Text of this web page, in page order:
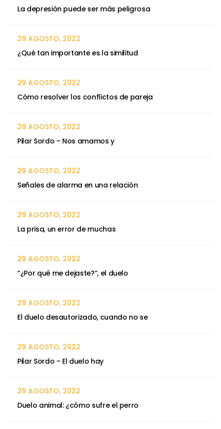
La depresión puede ser más peligrosa
29 AGOSTO, 2022
¿Qué tan importante es la similitud
29 AGOSTO, 2022
Cómo resolver los conflictos de pareja
29 AGOSTO, 2022
Pilar Sordo – Nos amamos y
29 AGOSTO, 2022
Señales de alarma en una relación
29 AGOSTO, 2022
La prisa, un error de muchas
29 AGOSTO, 2022
“¿Por qué me dejaste?”, el duelo
29 AGOSTO, 2022
El duelo desautorizado, cuando no se
29 AGOSTO, 2022
Pilar Sordo – El duelo hay
29 AGOSTO, 2022
Duelo animal: ¿cómo sufre el perro